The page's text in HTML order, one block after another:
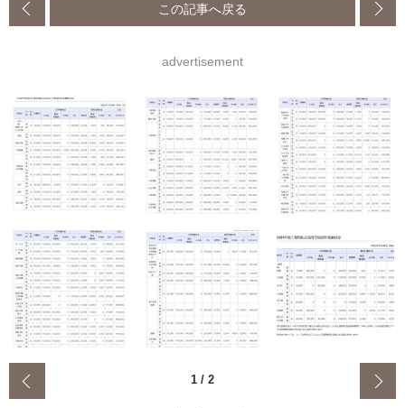
この記事へ戻る
advertisement
1 / 2